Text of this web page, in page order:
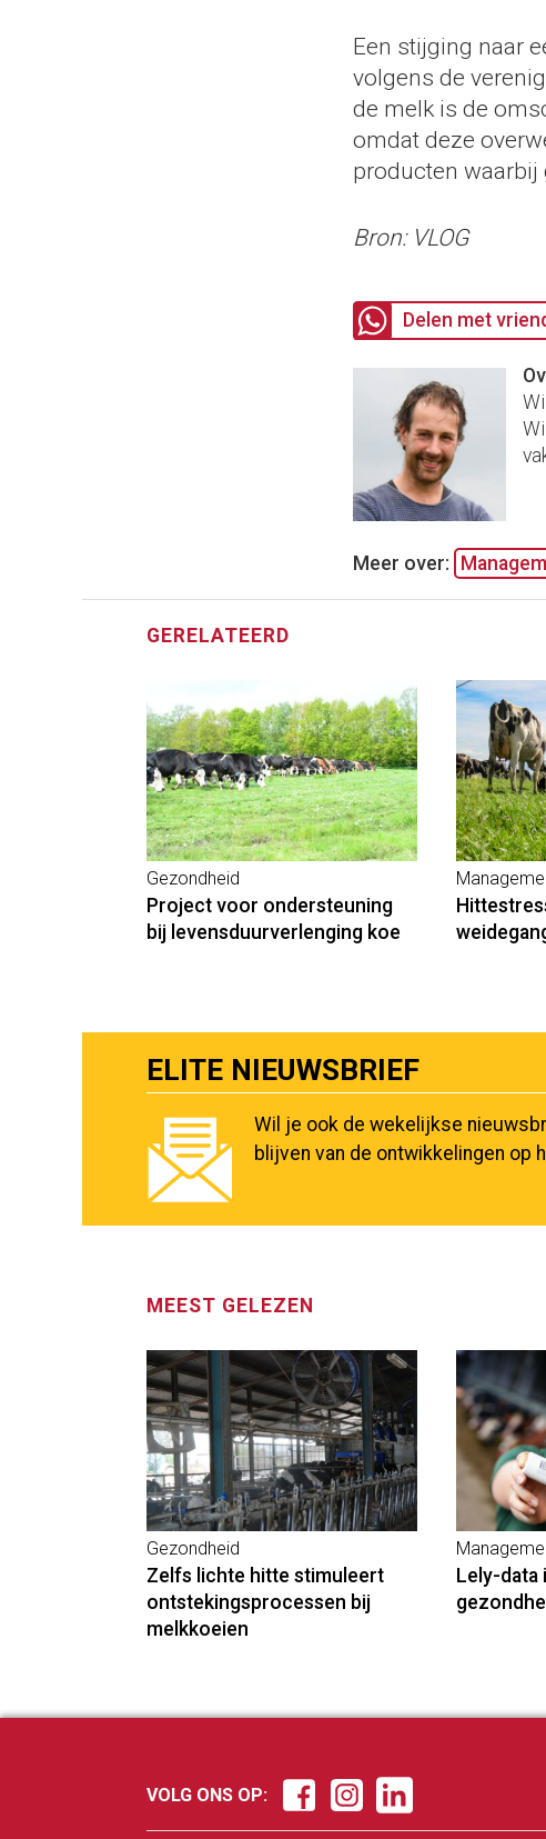
Een stijging naar
volgens de
de melk is de
omdat deze
producten waarbij
Bron: VLOG
Delen met
Meer over:
GERELATEERD
Gezondheid
Project voor ondersteuning
bij levensduurverlenging koe
ELITE NIEUWSBRIEF
Wil je ook de wekelijkse
blijven van de ontwikkelingen op
MEEST GELEZEN
Gezondheid
Zelfs lichte hitte stimuleert
ontstekingsprocessen bij
melkkoeien
Lely-data
VOLG ONS OP: